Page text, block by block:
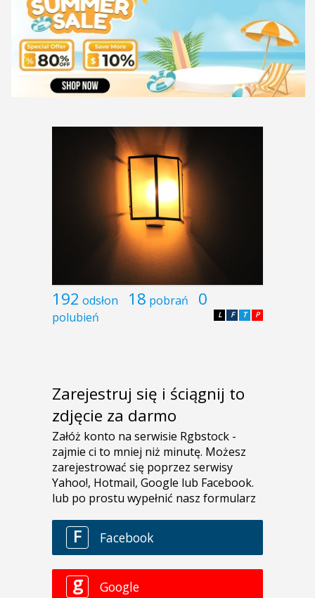
192 odsłon 18 pobrań 0
polubień P
T
F
L
Zarejestruj się i ściągnij to
zdjęcie za darmo